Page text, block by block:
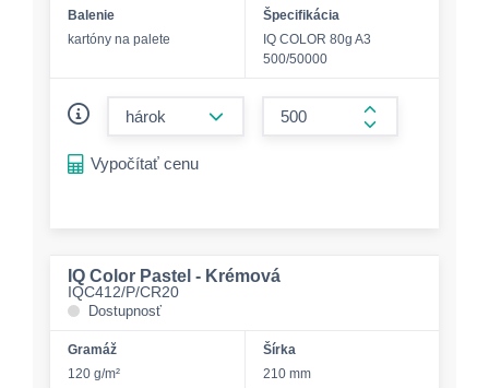
Balenie
kartóny na palete
Špecifikácia
IQ COLOR 80g A3
500/50000
form.increase-
Vypočítať cenu
IQ Color Pastel - Krémová
IQC412/P/CR20
Dostupnosť
Gramáž
120 g/m²
Šírka
210 mm